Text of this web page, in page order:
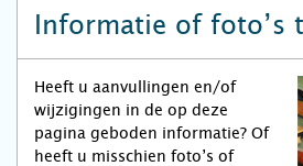
Informatie of foto’s
Heeft u aanvullingen en/of
wijzigingen in de op deze
pagina geboden informatie? Of
heeft u misschien foto’s of